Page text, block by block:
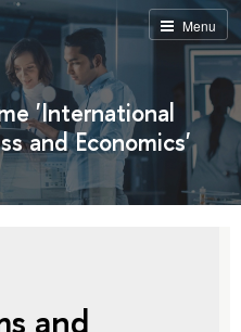
Menu
'International
and Economics'
and